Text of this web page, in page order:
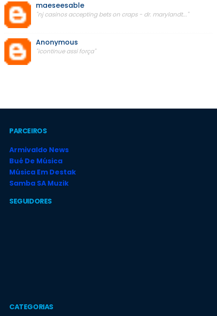
maeseesable
"nj casinos accepting bets on craps - dr. marylandt..."
Anonymous
"icontinue assi força"
PARCEIROS
Armivaldo News
Bué De Música
Música Em Destak
Samba SA Muzik
SEGUIDORES
CATEGORIAS